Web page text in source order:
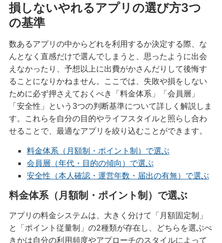
損しないやれるアプリの選び方3つ
の基準
数あるアプリの中からどれを利用するか決定する際、な
んとなく直感だけで選んでしまうと、思ったように出会
えなかったり、予想以上に出費がかさんだりして後悔す
ることになりかねません。ここでは、失敗や損をしない
ために必ず押さえておくべき「料金体系」「会員層」
「安全性」という3つの判断基準について詳しく解説しま
す。これらを自分の目的やライフスタイルと照らし合わ
せることで、最適なアプリを絞り込むことができます。
料金体系（月額制・ポイント制）で選ぶ
会員層（年代・目的の傾向）で選ぶ
安全性（本人確認・運営年数・届出の有無）で選ぶ
料金体系（月額制・ポイント制）で選ぶ
アプリの料金システムは、大きく分けて「月額固定制」
と「ポイント従量制」の2種類が存在し、どちらを選ぶべ
きかは自分の利用頻度やアプローチのスタイルによって